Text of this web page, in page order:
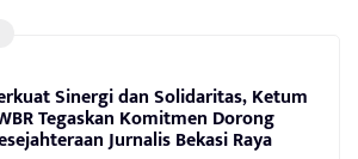
Sinergi dan Solidaritas, Ketum
Tegaskan Komitmen Dorong
Jurnalis Bekasi Raya